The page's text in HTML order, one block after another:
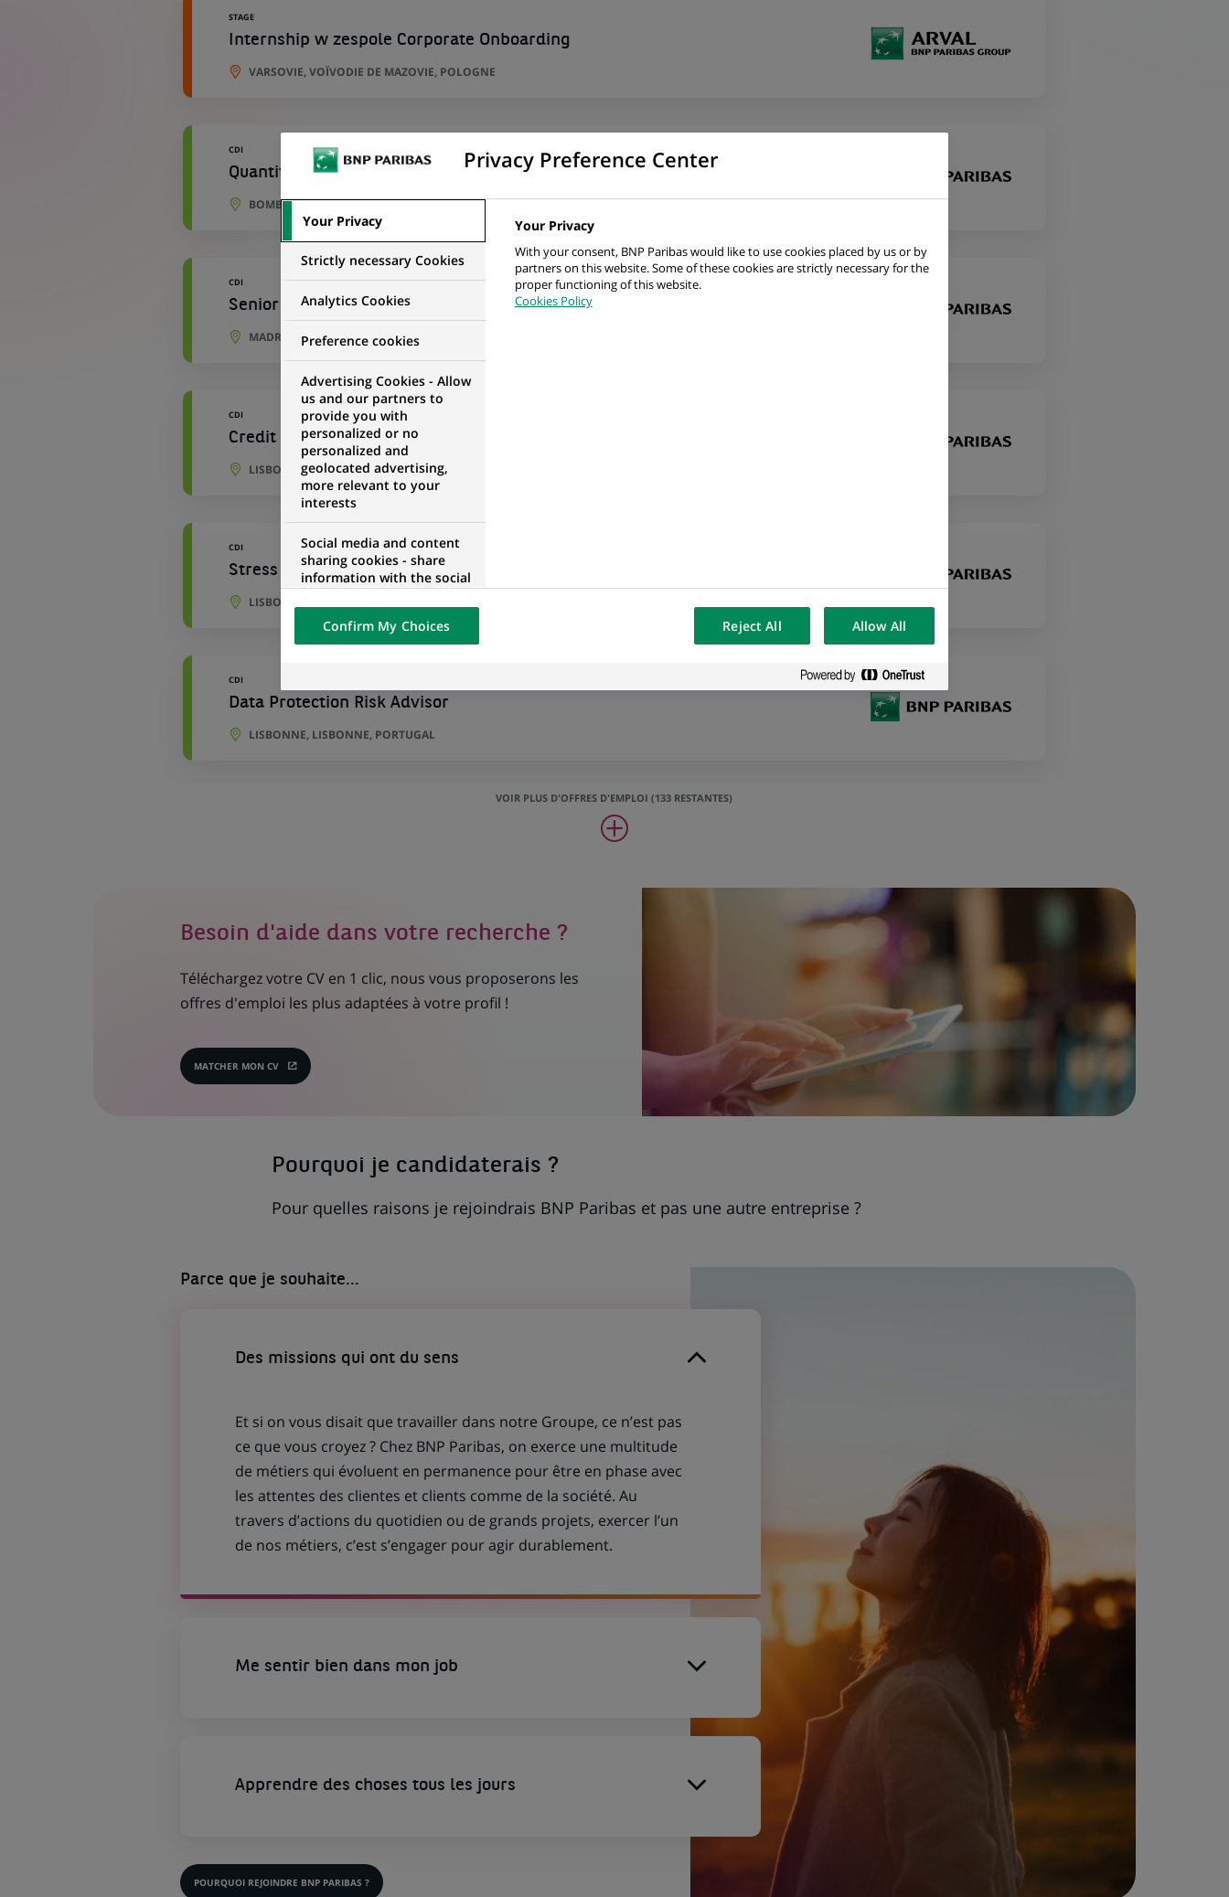
STAGE
Internship w zespole Corporate Onboarding
VARSOVIE, VOÏVODIE DE MAZOVIE, POLOGNE
CDI
Quantitative Valuation Methodology Specialist
BOMBAY, MAHARASHTRA, INDE
CDI
Senior Credit Officer – Securitisation - Vice President
MADRID, COMMUNAUTÉ DE MADRID, ESPAGNE
CDI
Credit Data Integrity Senior Officer
LISBONNE, LISBONNE, PORTUGAL
CDI
Stress Testing Analyst
LISBONNE, LISBONNE, PORTUGAL
CDI
Data Protection Risk Advisor
LISBONNE, LISBONNE, PORTUGAL
VOIR PLUS D'OFFRES D'EMPLOI (133 RESTANTES)
Besoin d'aide dans votre recherche ?
Téléchargez votre CV en 1 clic, nous vous proposerons les
offres d'emploi les plus adaptées à votre profil !
MATCHER MON CV
(CE
Pourquoi je candidaterais ?
Pour quelles raisons je rejoindrais BNP Paribas et pas une autre entreprise ?
Parce que je souhaite...
Des missions qui ont du sens
Et si on vous disait que travailler dans notre Groupe, ce n’est pas
ce que vous croyez ? Chez BNP Paribas, on exerce une multitude
de métiers qui évoluent en permanence pour être en phase avec
les attentes des clientes et clients comme de la société. Au
travers d’actions du quotidien ou de grands projets, exercer l’un
de nos métiers, c’est s’engager pour agir durablement.
Me sentir bien dans mon job
Apprendre des choses tous les jours
POURQUOI REJOINDRE BNP PARIBAS ?
Privacy Preference Center
Your Privacy
Strictly necessary Cookies
Analytics Cookies
Preference cookies
Advertising Cookies - Allow
us and our partners to
provide you with
personalized or no
personalized and
geolocated advertising,
more relevant to your
interests
Social media and content
sharing cookies - share
information with the social
networks and propose the
visualization on our website
of the content hosted on a
external website.
Your Privacy
With your consent, BNP Paribas would like to use cookies placed by us or by
partners on this website. Some of these cookies are strictly necessary for the
proper functioning of this website.
Cookies Policy
Confirm My Choices Reject All Allow All